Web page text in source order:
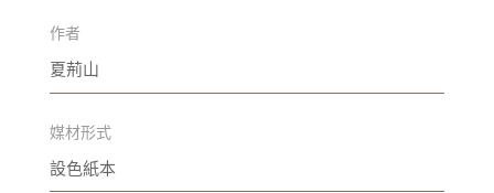
作者
夏荊山
媒材形式
設色紙本